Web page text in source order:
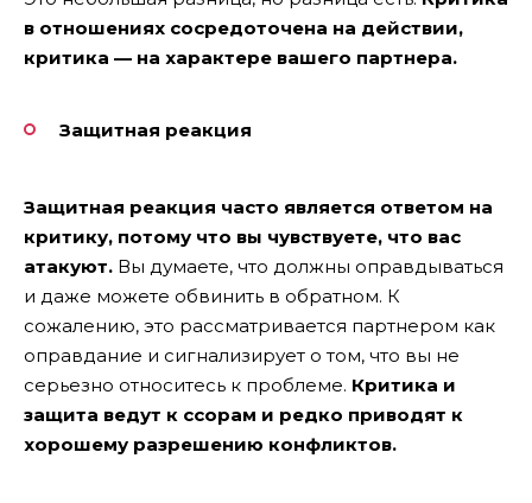
в отношениях сосредоточена на действии,
критика — на характере вашего партнера.
Защитная реакция
Защитная реакция часто является ответом на
критику, потому что вы чувствуете, что вас
атакуют. Вы думаете, что должны оправдываться
и даже можете обвинить в обратном. К
сожалению, это рассматривается партнером как
оправдание и сигнализирует о том, что вы не
серьезно относитесь к проблеме. Критика и
защита ведут к ссорам и редко приводят к
хорошему разрешению конфликтов.